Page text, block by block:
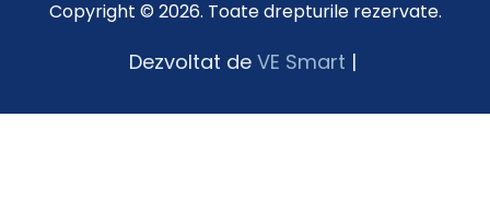
Copyright © 2026. Toate drepturile rezervate.
Dezvoltat de VE Smart |